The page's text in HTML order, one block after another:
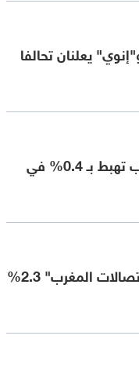
يعلنان تحالفا
أرباح اتصالات المغرب تهبط بـ 0.4% في
تراجع صافي أرباح "اتصالات المغرب" 2.3%